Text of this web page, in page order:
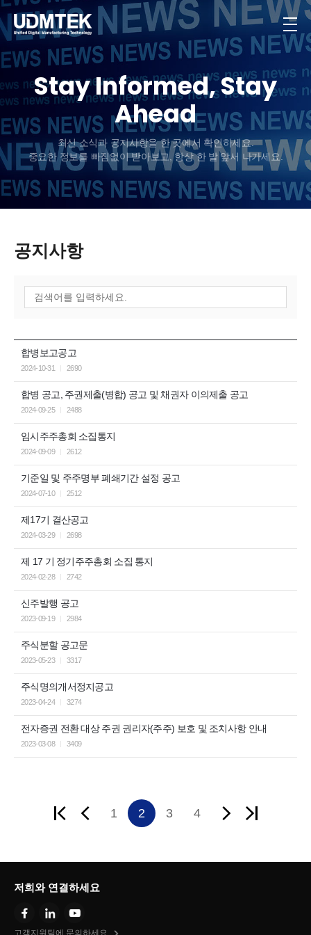
Stay Informed, Stay
Ahead
최신 소식과 공지사항을 한 곳에서 확인하세요.
중요한 정보를 빠짐없이 받아보고, 항상 한 발 앞서 나가세요.
공지사항
합병보고공고
2024-10-31 2690
합병 공고, 주권제출(병합) 공고 및 채권자 이의제출 공고
2024-09-25 2488
임시주주총회 소집통지
2024-09-09 2612
기준일 및 주주명부 폐쇄기간 설정 공고
2024-07-10 2512
제17기 결산공고
2024-03-29 2698
제 17 기 정기주주총회 소집 통지
2024-02-28 2742
신주발행 공고
2023-09-19 2984
주식분할 공고문
2023-05-23 3317
주식명의개서정지공고
2023-04-24 3274
전자증권 전환 대상 주권 권리자(주주) 보호 및 조치사항 안내
2023-03-08 3409
1 2 3 4
저희와 연결하세요
고객지원팀에 문의하세요